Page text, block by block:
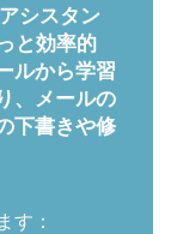
シスタン
と効率的
ルから学習
、メールの
下書きや修
す：